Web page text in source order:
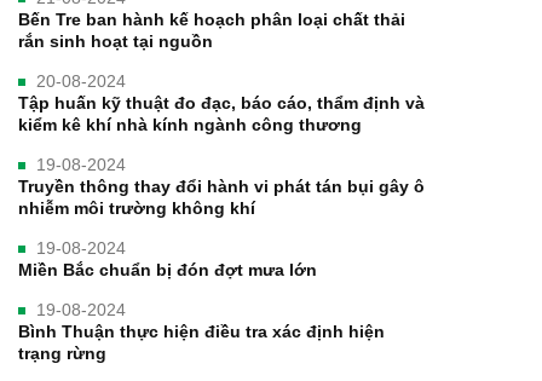
Bến Tre ban hành kế hoạch phân loại chất thải
rắn sinh hoạt tại nguồn
20-08-2024
Tập huấn kỹ thuật đo đạc, báo cáo, thẩm định và
kiểm kê khí nhà kính ngành công thương
19-08-2024
Truyền thông thay đổi hành vi phát tán bụi gây ô
nhiễm môi trường không khí
19-08-2024
Miền Bắc chuẩn bị đón đợt mưa lớn
19-08-2024
Bình Thuận thực hiện điều tra xác định hiện
trạng rừng